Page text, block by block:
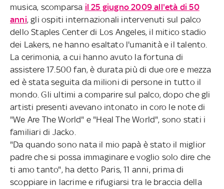
musica, scomparsa il 25 giugno 2009 all'età di 50
anni, gli ospiti internazionali intervenuti sul palco
dello Staples Center di Los Angeles, il mitico stadio
dei Lakers, ne hanno esaltato l'umanità e il talento.
La cerimonia, a cui hanno avuto la fortuna di
assistere 17.500 fan, è durata più di due ore e mezza
ed è stata seguita da milioni di persone in tutto il
mondo. Gli ultimi a comparire sul palco, dopo che gli
artisti presenti avevano intonato in coro le note di
"We Are The World" e "Heal The World", sono stati i
familiari di Jacko.
"Da quando sono nata il mio papà è stato il miglior
padre che si possa immaginare e voglio solo dire che
ti amo tanto", ha detto Paris, 11 anni, prima di
scoppiare in lacrime e rifugiarsi tra le braccia della